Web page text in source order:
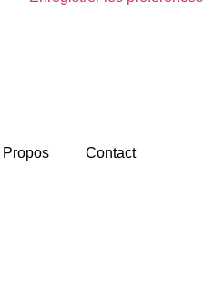
Propos Contact